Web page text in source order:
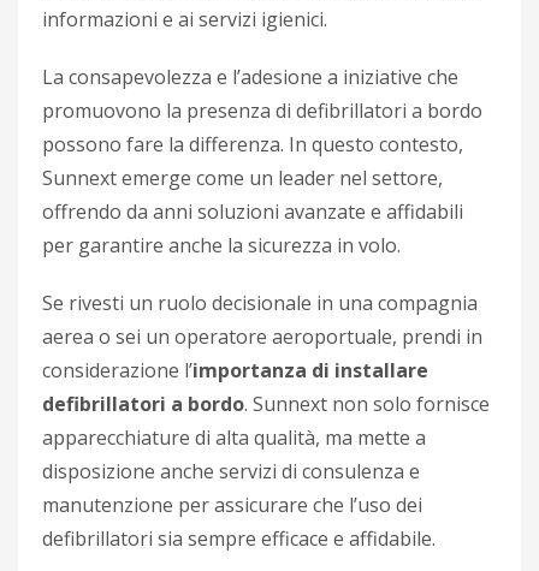
informazioni e ai servizi igienici.
La consapevolezza e l’adesione a iniziative che
promuovono la presenza di defibrillatori a bordo
possono fare la differenza. In questo contesto,
Sunnext emerge come un leader nel settore,
offrendo da anni soluzioni avanzate e affidabili
per garantire anche la sicurezza in volo.
Se rivesti un ruolo decisionale in una compagnia
aerea o sei un operatore aeroportuale, prendi in
considerazione l’importanza di installare
defibrillatori a bordo. Sunnext non solo fornisce
apparecchiature di alta qualità, ma mette a
disposizione anche servizi di consulenza e
manutenzione per assicurare che l’uso dei
defibrillatori sia sempre efficace e affidabile.